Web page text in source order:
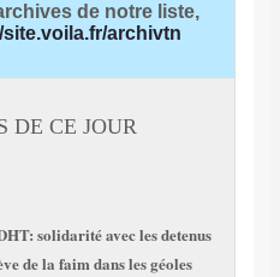
de notre liste,
site.voila.fr/archivtn
DE CE JOUR:
solidarité avec les detenus
de la faim dans les géoles